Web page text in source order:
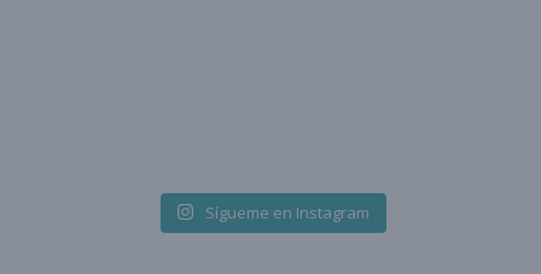
Sígueme en Instagram